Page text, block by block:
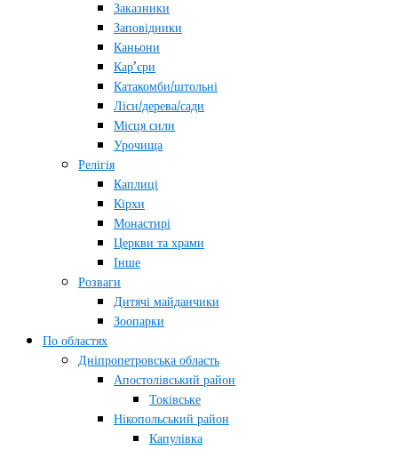
Заказники
Заповідники
Каньони
Кар’єри
Катакомби/штольні
Ліси/дерева/сади
Місця сили
Урочища
Релігія
Каплиці
Кірхи
Монастирі
Церкви та храми
Інше
Розваги
Дитячі майданчики
Зоопарки
По областях
Дніпропетровська область
Апостолівський район
Токівське
Нікопольський район
Капулівка